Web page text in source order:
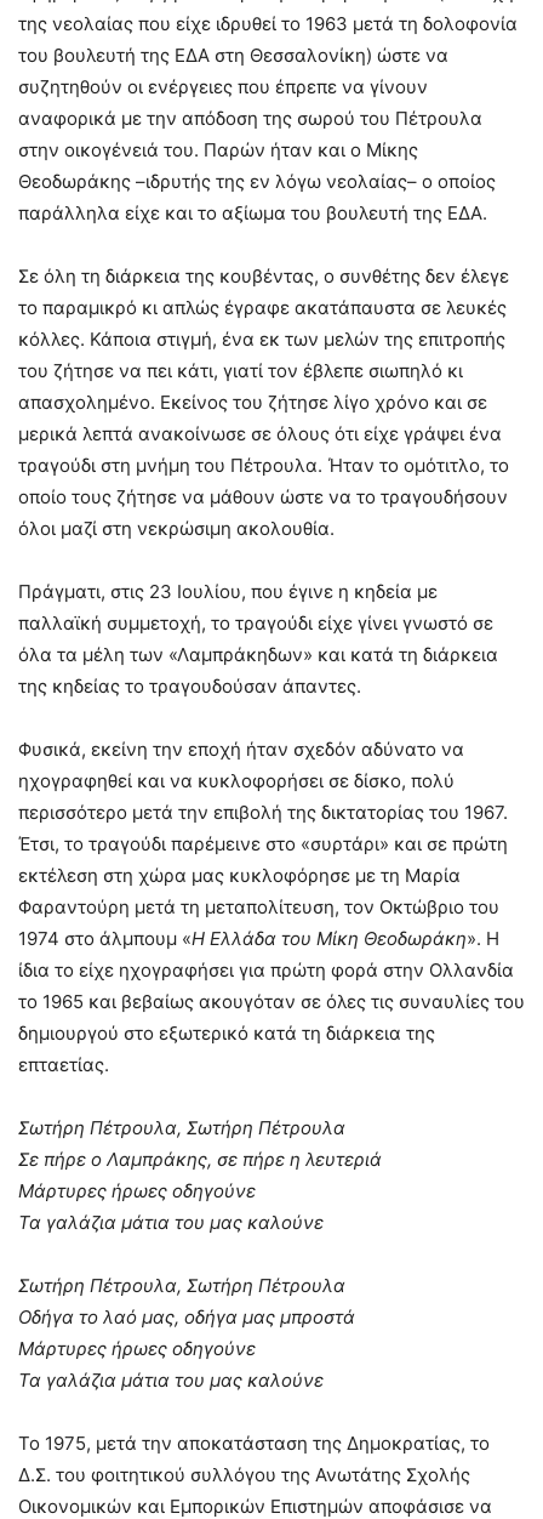
της νεολαίας που είχε ιδρυθεί το 1963 μετά τη δολοφονία
του βουλευτή της ΕΔΑ στη Θεσσαλονίκη) ώστε να
συζητηθούν οι ενέργειες που έπρεπε να γίνουν
αναφορικά με την απόδοση της σωρού του Πέτρουλα
στην οικογένειά του. Παρών ήταν και ο Μίκης
Θεοδωράκης –ιδρυτής της εν λόγω νεολαίας– ο οποίος
παράλληλα είχε και το αξίωμα του βουλευτή της ΕΔΑ.
Σε όλη τη διάρκεια της κουβέντας, ο συνθέτης δεν έλεγε
το παραμικρό κι απλώς έγραφε ακατάπαυστα σε λευκές
κόλλες. Κάποια στιγμή, ένα εκ των μελών της επιτροπής
του ζήτησε να πει κάτι, γιατί τον έβλεπε σιωπηλό κι
απασχολημένο. Εκείνος του ζήτησε λίγο χρόνο και σε
μερικά λεπτά ανακοίνωσε σε όλους ότι είχε γράψει ένα
τραγούδι στη μνήμη του Πέτρουλα. Ήταν το ομότιτλο, το
οποίο τους ζήτησε να μάθουν ώστε να το τραγουδήσουν
όλοι μαζί στη νεκρώσιμη ακολουθία.
Πράγματι, στις 23 Ιουλίου, που έγινε η κηδεία με
παλλαϊκή συμμετοχή, το τραγούδι είχε γίνει γνωστό σε
όλα τα μέλη των «Λαμπράκηδων» και κατά τη διάρκεια
της κηδείας το τραγουδούσαν άπαντες.
Φυσικά, εκείνη την εποχή ήταν σχεδόν αδύνατο να
ηχογραφηθεί και να κυκλοφορήσει σε δίσκο, πολύ
περισσότερο μετά την επιβολή της δικτατορίας του 1967.
Έτσι, το τραγούδι παρέμεινε στο «συρτάρι» και σε πρώτη
εκτέλεση στη χώρα μας κυκλοφόρησε με τη Μαρία
Φαραντούρη μετά τη μεταπολίτευση, τον Οκτώβριο του
1974 στο άλμπουμ «Η Ελλάδα του Μίκη Θεοδωράκη». Η
ίδια το είχε ηχογραφήσει για πρώτη φορά στην Ολλανδία
το 1965 και βεβαίως ακουγόταν σε όλες τις συναυλίες του
δημιουργού στο εξωτερικό κατά τη διάρκεια της
επταετίας.
Σωτήρη Πέτρουλα, Σωτήρη Πέτρουλα
Σε πήρε ο Λαμπράκης, σε πήρε η λευτεριά
Μάρτυρες ήρωες οδηγούνε
Τα γαλάζια μάτια του μας καλούνε
Σωτήρη Πέτρουλα, Σωτήρη Πέτρουλα
Οδήγα το λαό μας, οδήγα μας μπροστά
Μάρτυρες ήρωες οδηγούνε
Τα γαλάζια μάτια του μας καλούνε
Το 1975, μετά την αποκατάσταση της Δημοκρατίας, το
Δ.Σ. του φοιτητικού συλλόγου της Ανωτάτης Σχολής
Οικονομικών και Εμπορικών Επιστημών αποφάσισε να